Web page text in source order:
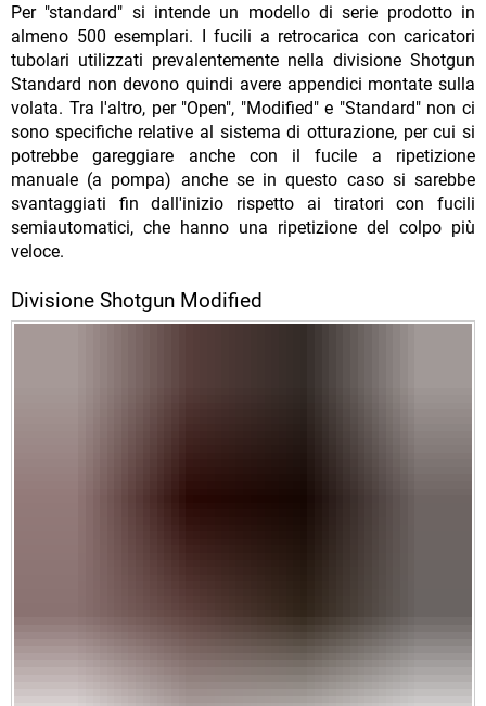
Per "standard" si intende un modello di serie prodotto in
almeno 500 esemplari. I fucili a retrocarica con caricatori
tubolari utilizzati prevalentemente nella divisione Shotgun
Standard non devono quindi avere appendici montate sulla
volata. Tra l'altro, per "Open", "Modified" e "Standard" non ci
sono specifiche relative al sistema di otturazione, per cui si
potrebbe gareggiare anche con il fucile a ripetizione
manuale (a pompa) anche se in questo caso si sarebbe
svantaggiati fin dall'inizio rispetto ai tiratori con fucili
semiautomatici, che hanno una ripetizione del colpo più
veloce.
Divisione Shotgun Modified